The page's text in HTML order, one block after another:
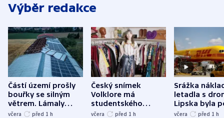
Výběr redakce
Částí území prošly
bouřky se silným
větrem. Lámaly
stromy a poničily
včera před 1 h
Český snímek
Volklore má
studentského
Oscara, zabojuje o
včera před 1 h
Srážka
letadla s
Lipska byla
německého
včera před 1 h